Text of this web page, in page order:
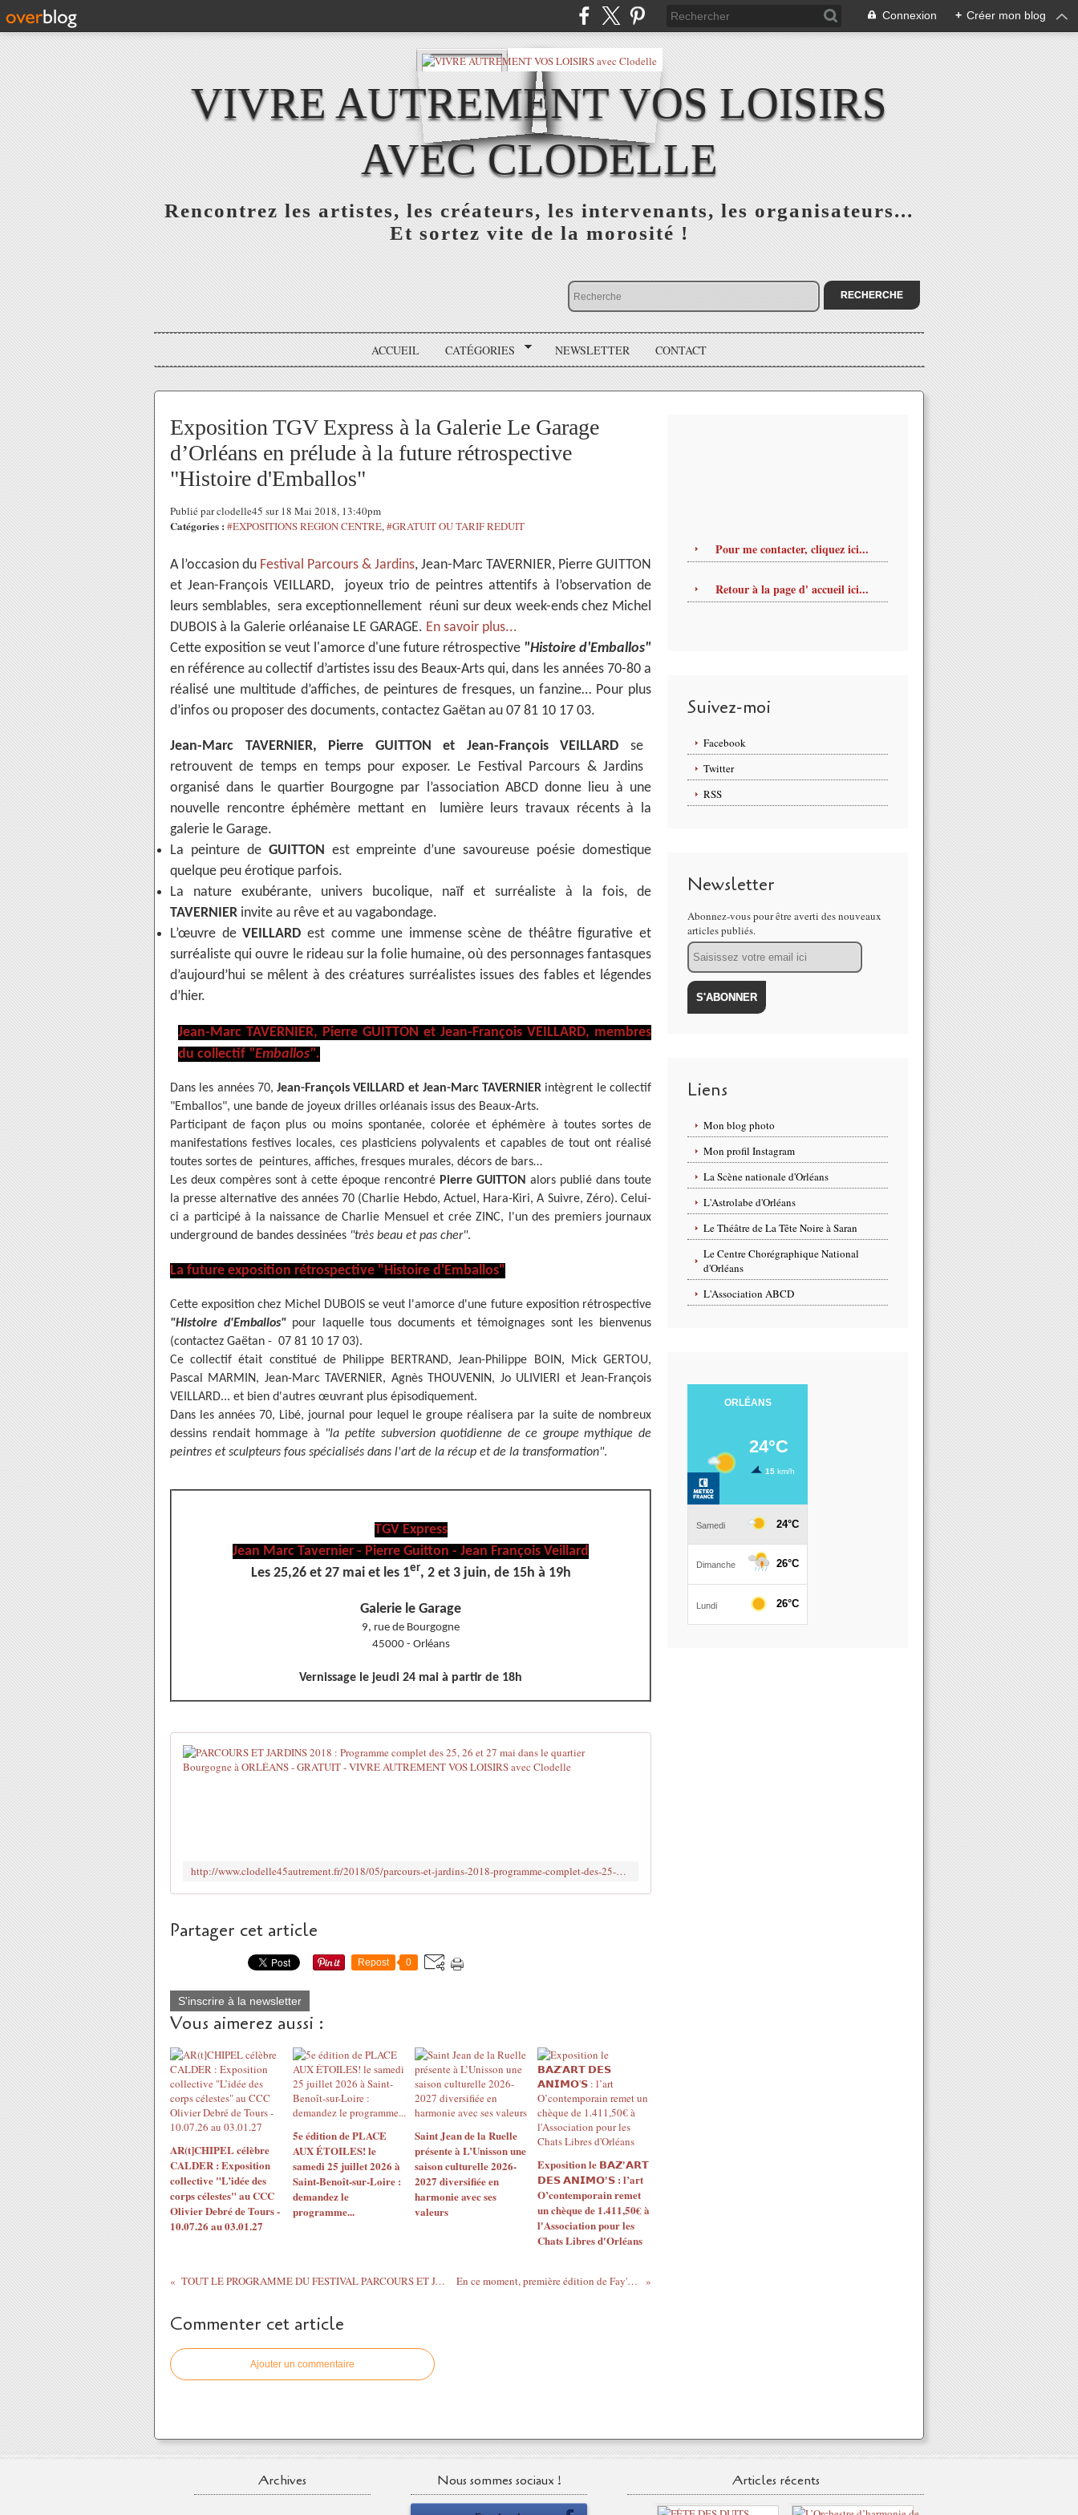
Connexion + Créer mon blog
VIVRE AUTREMENT VOS LOISIRS
AVEC CLODELLE
Rencontrez les artistes, les créateurs, les intervenants, les organisateurs...
Et sortez vite de la morosité !
ACCUEIL CATÉGORIES NEWSLETTER CONTACT
Exposition TGV Express à la Galerie Le Garage
d’Orléans en prélude à la future rétrospective
"Histoire d'Emballos"
Publié par clodelle45 sur 18 Mai 2018, 13:40pm
Catégories : #EXPOSITIONS REGION CENTRE,#GRATUIT OU TARIF REDUIT
A l’occasion du Festival Parcours & Jardins, Jean-Marc TAVERNIER, Pierre GUITTON
et Jean-François VEILLARD, joyeux trio de peintres attentifs à l’observation de
leurs semblables, sera exceptionnellement réuni sur deux week-ends chez Michel
DUBOIS à la Galerie orléanaise LE GARAGE. En savoir plus...
Cette exposition se veut l'amorce d'une future rétrospective "Histoire d'Emballos"
en référence au collectif d’artistes issu des Beaux-Arts qui, dans les années 70-80 a
réalisé une multitude d’affiches, de peintures de fresques, un fanzine… Pour plus
d’infos ou proposer des documents, contactez Gaëtan au 07 81 10 17 03.
Jean-Marc TAVERNIER, Pierre GUITTON et Jean-François VEILLARD se
retrouvent de temps en temps pour exposer. Le Festival Parcours & Jardins
organisé dans le quartier Bourgogne par l’association ABCD donne lieu à une
nouvelle rencontre éphémère mettant en lumière leurs travaux récents à la
galerie le Garage.
La peinture deGUITTON est empreinte d’une savoureuse poésie domestique
quelque peu érotique parfois.
La nature exubérante, univers bucolique, naïf et surréaliste à la fois, de
TAVERNIER invite au rêve et au vagabondage.
L’œuvre deVEILLARD est comme une immense scène de théâtre figurative et
surréaliste qui ouvre le rideau sur la folie humaine, où des personnages fantasques
d’aujourd’hui se mêlent à des créatures surréalistes issues des fables et légendes
d’hier.
Jean-Marc TAVERNIER, Pierre GUITTON et Jean-François VEILLARD, membres
du collectif "Emballos".
Dans les années 70,Jean-François VEILLARD et Jean-Marc TAVERNIER intègrent le collectif
"Emballos", une bande de joyeux drilles orléanais issus des Beaux-Arts.
Participant de façon plus ou moins spontanée, colorée et éphémère à toutes sortes de
manifestations festives locales, ces plasticiens polyvalents et capables de tout ont réalisé
toutes sortes de peintures, affiches, fresques murales, décors de bars…
Les deux compères sont à cette époque rencontré Pierre GUITTON alors publié dans toute
la presse alternative des années 70 (Charlie Hebdo, Actuel, Hara-Kiri, A Suivre, Zéro). Celui-
ci a participé à la naissance de Charlie Mensuel et crée ZINC, l'un des premiers journaux
underground de bandes dessinées "très beau et pas cher".
La future exposition rétrospective "Histoire d'Emballos"
Cette exposition chez Michel DUBOIS se veut l'amorce d'une future exposition rétrospective
"Histoire d'Emballos"pour laquelle tous documents et témoignages sont les bienvenus
(contactez Gaëtan - 07 81 10 17 03).
Ce collectif était constitué de Philippe BERTRAND, Jean-Philippe BOIN, Mick GERTOU,
Pascal MARMIN, Jean-Marc TAVERNIER, Agnès THOUVENIN, Jo ULIVIERI et Jean-François
VEILLARD... et bien d'autres œuvrant plus épisodiquement.
Dans les années 70, Libé, journal pour lequel le groupe réalisera par la suite de nombreux
dessins rendait hommage à "la petite subversion quotidienne de ce groupe mythique de
peintres et sculpteurs fous spécialisés dans l'art de la récup et de la transformation".
TGV Express
Jean Marc Tavernier - Pierre Guitton - Jean François Veillard
Les 25,26 et 27 mai et les 1er, 2 et 3 juin, de 15h à 19h
Galerie le Garage
9, rue de Bourgogne
45000 - Orléans
Vernissage le jeudi 24 mai à partir de 18h
,
e
p
http://www.clodelle45autrement.fr/2018/05/parcours-et-jardins-2018-programme-complet-des-25-26-et-27-mai-dans-le-quartier-bourgogne-a-orleans-gratuit.html
Partager cet article
Repost 0
S'inscrire à la newsletter
Vous aimerez aussi :
AR(t]CHIPEL célèbre
CALDER : Exposition
collective "L’idée des
corps célestes" au CCC
Olivier Debré de Tours -
10.07.26 au 03.01.27
5e édition de PLACE
AUX ÉTOILES! le
samedi 25 juillet 2026 à
Saint-Benoît-sur-Loire :
demandez le
programme...
Saint Jean de la Ruelle
présente à L’Unisson une
saison culturelle 2026-
2027 diversifiée en
harmonie avec ses
valeurs
Exposition le 𝗕𝗔𝗭'𝗔𝗥𝗧
𝗗𝗘𝗦 𝗔𝗡𝗜𝗠𝗢'𝗦 : l’art
O’contemporain remet
un chèque de 1.411,50€ à
l'Association pour les
Chats Libres d'Orléans
TOUT LE PROGRAMME DU FESTIVAL PARCOURS ET JARDINS... En ce moment, première édition de Fay'stival /...
Commenter cet article
Ajouter un commentaire
Pour me contacter, cliquez ici...
Retour à la page d' accueil ici...
Suivez-moi
Facebook
Twitter
RSS
Newsletter
Abonnez-vous pour être averti des nouveaux
articles publiés.
Email
Liens
Mon blog photo
Mon profil Instagram
La Scène nationale d'Orléans
L'Astrolabe d'Orléans
Le Théâtre de La Tête Noire à Saran
Le Centre Chorégraphique National
d'Orléans
L'Association ABCD
Archives Nous sommes sociaux ! Articles récents